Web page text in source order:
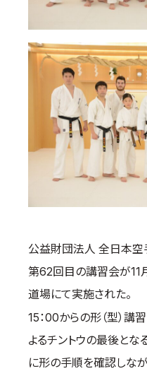
公
公
試
入
青
会
取
よ
本
プ
サ
公益財団法人 全日本空
第62回目の講習会が11
道場にて実施された。
15：00からの形（型）
よるチントウの最後と
に形の手順を確認しな